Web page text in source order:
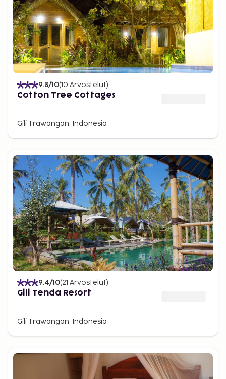
9.8/10(10 Arvostelut)
Cotton Tree Cottages
Gili Trawangan, Indonesia
9.4/10(21 Arvostelut)
Gili Tenda Resort
Gili Trawangan, Indonesia